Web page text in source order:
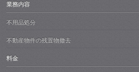
業務内容
不用品処分
不動産物件の残置物撤去
料金